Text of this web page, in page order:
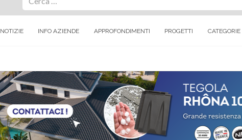
NOTIZIE INFO AZIENDE APPROFONDIMENTI PROGETTI